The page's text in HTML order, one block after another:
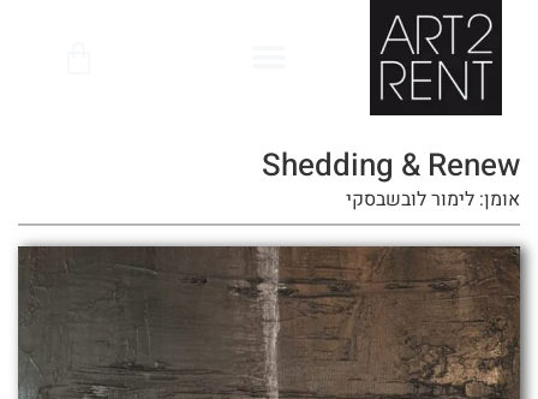
Shedding & Renew
אומן: לימור לובשבסקי